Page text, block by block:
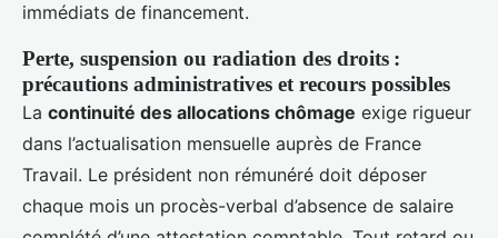
immédiats de financement.
Perte, suspension ou radiation des droits :
précautions administratives et recours possibles
La continuité des allocations chômage exige rigueur
dans l’actualisation mensuelle auprès de France
Travail. Le président non rémunéré doit déposer
chaque mois un procès-verbal d’absence de salaire